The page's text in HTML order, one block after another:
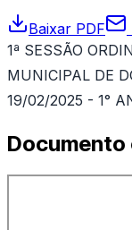
Baixar PDF
1ª SESSÃO
MUNICIPAL DE
19/02/2025 - 1°